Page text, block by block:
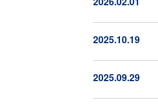
2025.10.19
2025.09.29